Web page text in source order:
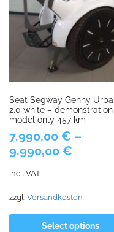
Seat Segway Genny
2.0 white – demonstration
model only 457 km
7.990,00 € –
9.990,00 €
incl. VAT
zzgl. Versandkosten
Select options